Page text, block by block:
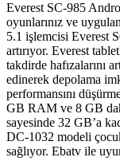
Everest SC-985
oyunlarınız ve
5.1 işlemcisi Everest
artırıyor. Everest
takdirde hafızalarını
edinerek depolama
performansını
GB RAM ve 8 GB
sayesinde 32 GB’a
DC-1032 modeli
sağlıyor. Ebatv ile